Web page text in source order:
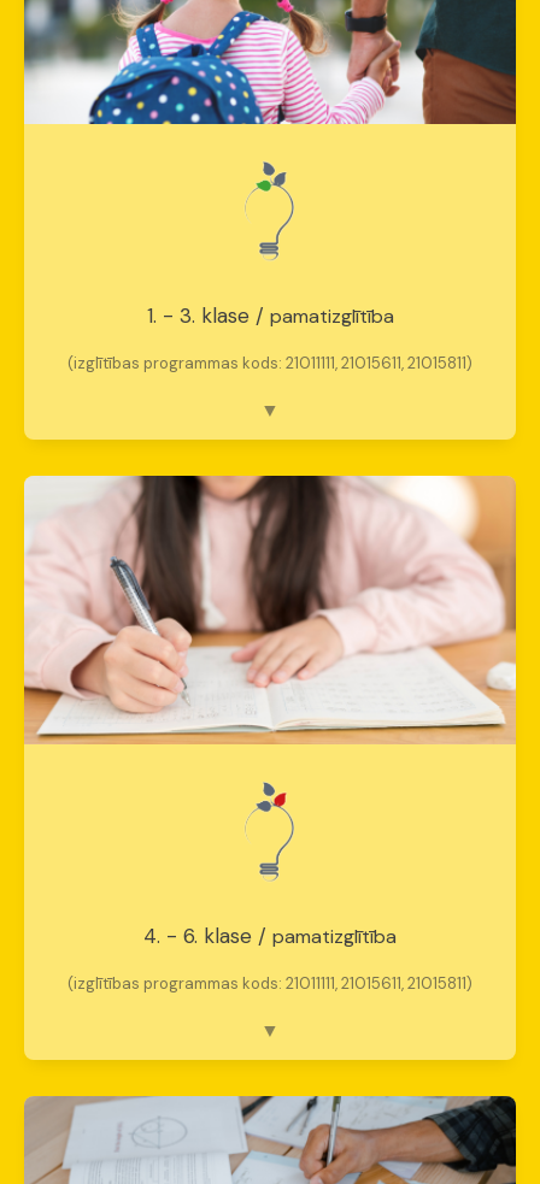
1. - 3. klase / pamatizglītība
(izglītības programmas kods: 21011111, 21015611, 21015811)
Būtība:
Iemācīties mācīties un piederēt.
Fokuss:
Pamatprasmju apguve caur spēli un
pieredzi.
Emocionālais mērķis:
Pozitīva attieksme
pret skolu.
Skolotāja loma:
Drošais piesaistes punkts.
4. - 6. klase / pamatizglītība
(izglītības programmas kods: 21011111, 21015611, 21015811)
Fokuss: Patstāvīgs darbs un tehnoloģiju
lietošana.
Emocionālais mērķis:Empātijas attīstīšana.
Skolotāja loma:Mentors un moderators.